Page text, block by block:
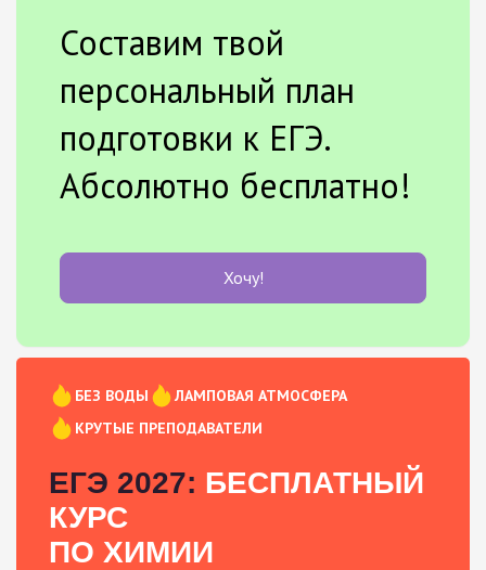
Составим твой
персональный план
подготовки к ЕГЭ.
Абсолютно бесплатно!
Хочу!
БЕЗ ВОДЫ
ЛАМПОВАЯ АТМОСФЕРА
КРУТЫЕ ПРЕПОДАВАТЕЛИ
ЕГЭ 2027: БЕСПЛАТНЫЙ
КУРС
ПО ХИМИИ